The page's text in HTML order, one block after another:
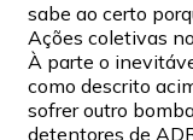
sabe ao certo
Ações coletivas
À parte o
como descrito
sofrer outro
detentores de